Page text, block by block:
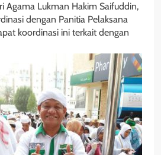
Agama Lukman Hakim Saifuddin,
dengan Panitia Pelaksana
koordinasi ini terkait dengan